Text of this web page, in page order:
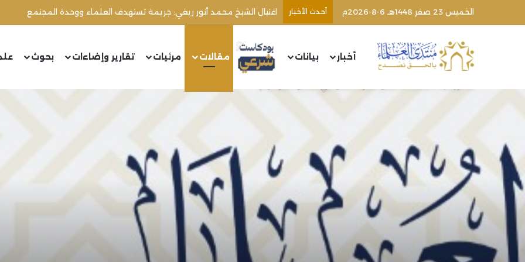
الخميس 23 صفر 1448هـ 6-8-2026م أحدث الأخبار اغتيال الشيخ محمد أنور ريغي: جريمة تستهدف العلماء ووحدة المجتمع
أخبار بيانات مقالات مرئيات تقارير وإضاءات بحوث